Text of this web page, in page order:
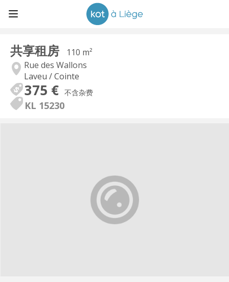
共享租房
110 m²
Rue des Wallons
Laveu / Cointe
375 € 不含杂费
KL 15230